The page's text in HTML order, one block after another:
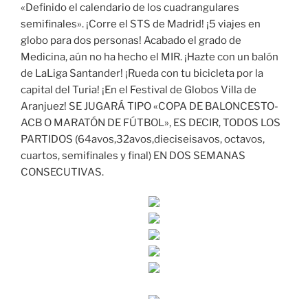
«Definido el calendario de los cuadrangulares
semifinales». ¡Corre el STS de Madrid! ¡5 viajes en
globo para dos personas! Acabado el grado de
Medicina, aún no ha hecho el MIR. ¡Hazte con un balón
de LaLiga Santander! ¡Rueda con tu bicicleta por la
capital del Turia! ¡En el Festival de Globos Villa de
Aranjuez! SE JUGARÁ TIPO «COPA DE BALONCESTO-
ACB O MARATÓN DE FÚTBOL», ES DECIR, TODOS LOS
PARTIDOS (64avos,32avos,dieciseisavos, octavos,
cuartos, semifinales y final) EN DOS SEMANAS
CONSECUTIVAS.